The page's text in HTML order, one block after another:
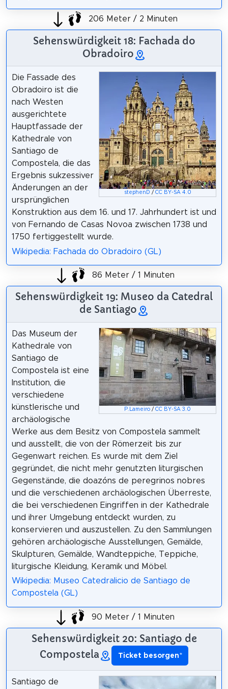
206 Meter / 2 Minuten
Sehenswürdigkeit 18: Fachada do
Obradoiro
stephenD / CC BY-SA 4.0
Die Fassade des
Obradoiro ist die
nach Westen
ausgerichtete
Hauptfassade der
Kathedrale von
Santiago de
Compostela, die das
Ergebnis sukzessiver
Änderungen an der
ursprünglichen
Konstruktion aus dem 16. und 17. Jahrhundert ist und
von Fernando de Casas Novoa zwischen 1738 und
1750 fertiggestellt wurde.
Wikipedia: Fachada do Obradoiro (GL)
86 Meter / 1 Minuten
Sehenswürdigkeit 19: Museo da Catedral
de Santiago
P.Lameiro /CC BY-SA 3.0
Das Museum der
Kathedrale von
Santiago de
Compostela ist eine
Institution, die
verschiedene
künstlerische und
archäologische
Werke aus dem Besitz von Compostela sammelt
und ausstellt, die von der Römerzeit bis zur
Gegenwart reichen. Es wurde mit dem Ziel
gegründet, die nicht mehr genutzten liturgischen
Gegenstände, die doazóns de peregrinos nobres
und die verschiedenen archäologischen Überreste,
die bei verschiedenen Eingriffen in der Kathedrale
und ihrer Umgebung entdeckt wurden, zu
konservieren und auszustellen. Zu den Sammlungen
gehören archäologische Ausstellungen, Gemälde,
Skulpturen, Gemälde, Wandteppiche, Teppiche,
liturgische Kleidung, Keramik und Möbel.
Wikipedia: Museo Catedralicio de Santiago de
Compostela (GL)
90 Meter / 1 Minuten
Sehenswürdigkeit 20: Santiago de
Compostela
Ticket besorgen*
Santiago de